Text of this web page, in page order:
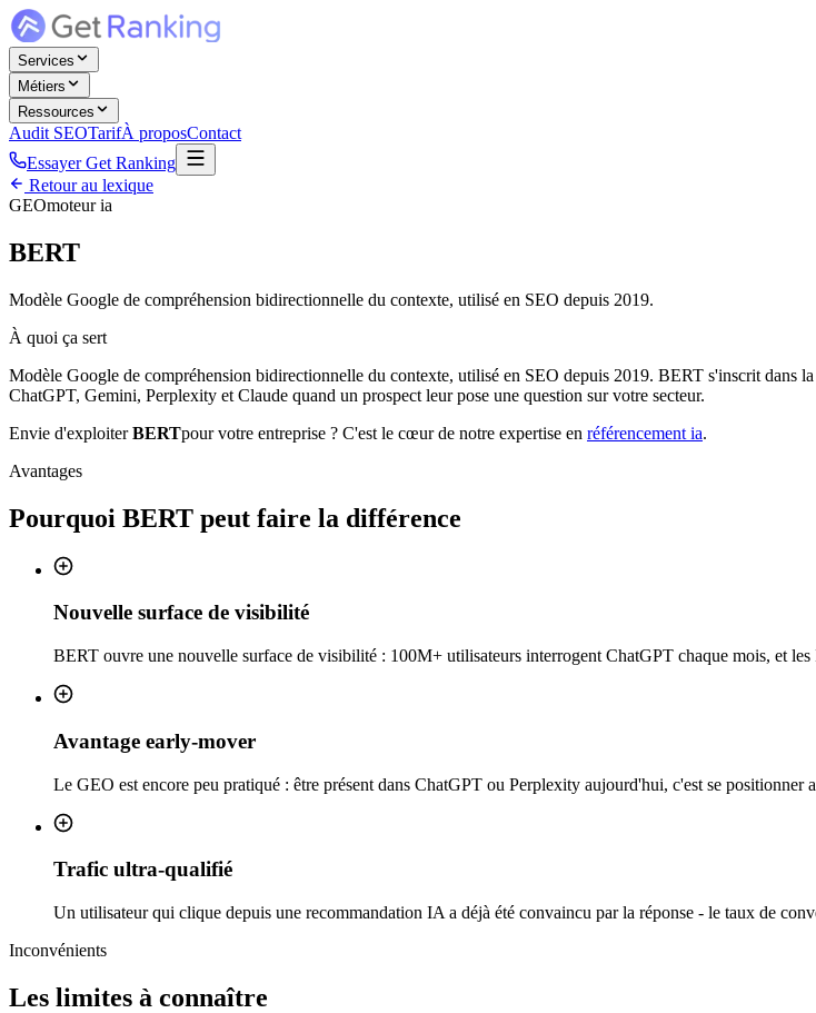
Services
Métiers
Ressources
Audit SEOTarifÀ proposContact
Essayer Get Ranking
Retour au lexique
GEOmoteur ia
BERT
Modèle Google de compréhension bidirectionnelle du contexte, utilisé en SEO depuis 2019.
À quoi ça sert
Modèle Google de compréhension bidirectionnelle du contexte, utilisé en SEO depuis 2019. BERT s'inscrit
ChatGPT, Gemini, Perplexity et Claude quand un prospect leur pose une question sur votre secteur.
Envie d'exploiterBERTpour votre entreprise ? C'est le cœur de notre expertise en référencement ia.
Avantages
Pourquoi BERT peut faire la différence
Nouvelle surface de visibilité
BERT ouvre une nouvelle surface de visibilité : 100M+ utilisateurs interrogent ChatGPT chaque mois, et
Avantage early-mover
Le GEO est encore peu pratiqué : être présent dans ChatGPT ou Perplexity aujourd'hui, c'est se positionner
Trafic ultra-qualifié
Un utilisateur qui clique depuis une recommandation IA a déjà été convaincu par la réponse - le taux de
Inconvénients
Les limites à connaître